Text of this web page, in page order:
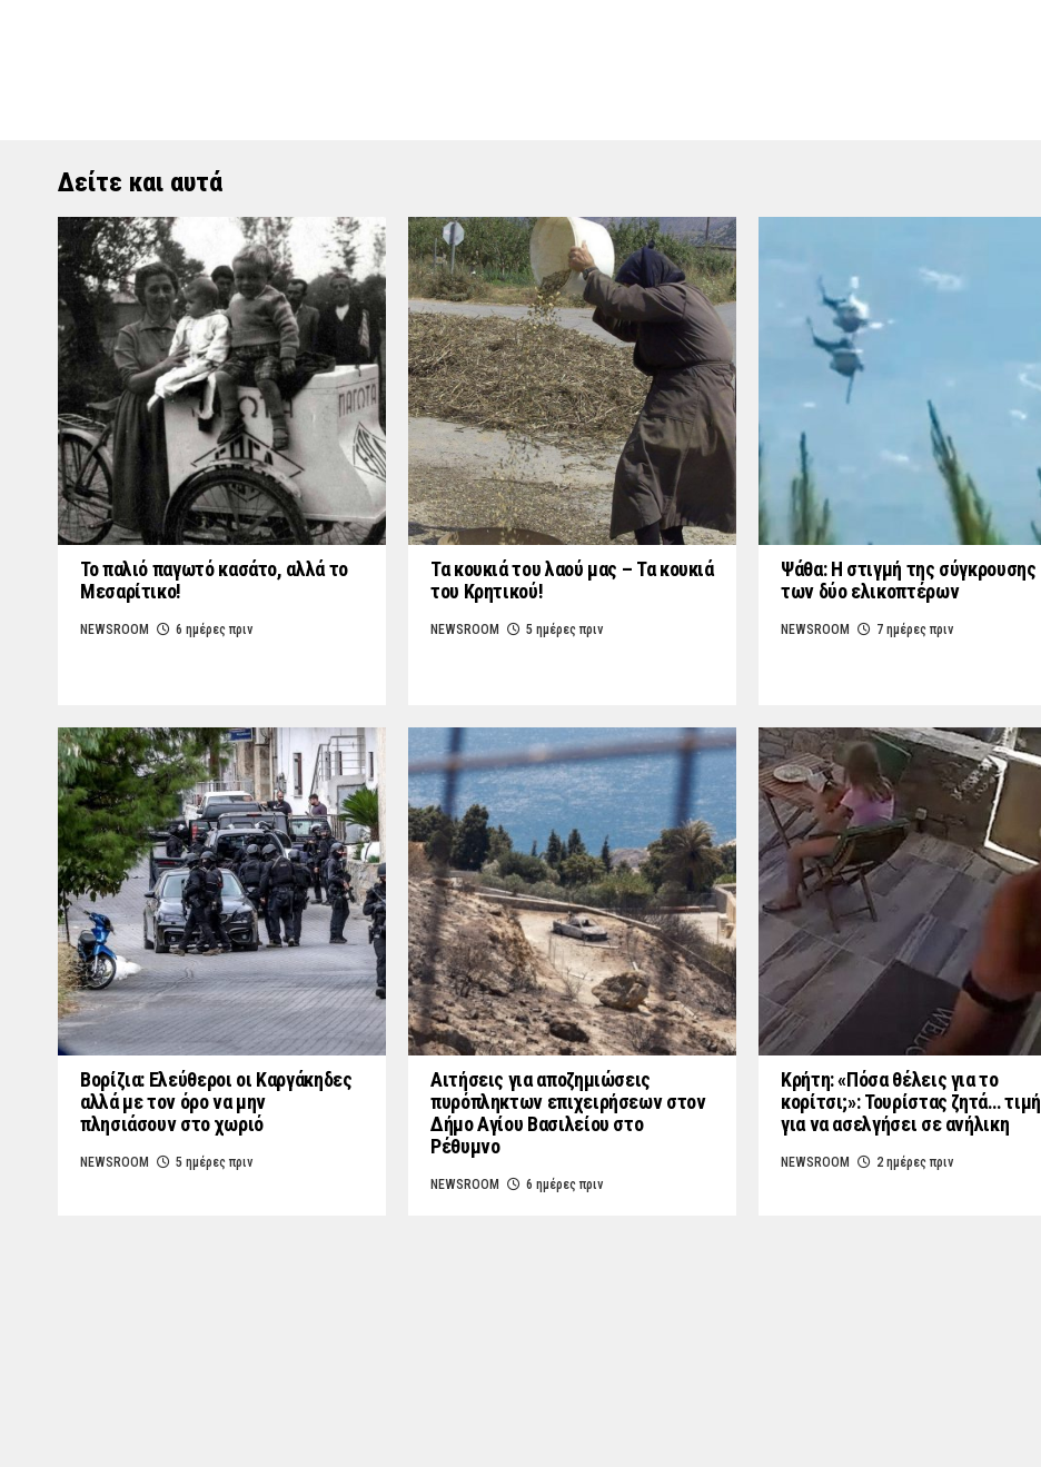
Δείτε και αυτά
Το παλιό παγωτό κασάτο, αλλά το
Μεσαρίτικο!
NEWSROOM 6 ημέρες πριν
Τα κουκιά του λαού μας – Τα κουκιά
του Κρητικού!
NEWSROOM 5 ημέρες πριν
Ψάθα: Η στιγμή της σύγκρουσης
των δύο ελικοπτέρων
NEWSROOM 7 ημέρες πριν
Βορίζια: Ελεύθεροι οι Καργάκηδες
αλλά με τον όρο να μην
πλησιάσουν στο χωριό
NEWSROOM 5 ημέρες πριν
Αιτήσεις για αποζημιώσεις
πυρόπληκτων επιχειρήσεων στον
Δήμο Αγίου Βασιλείου στο
Ρέθυμνο
NEWSROOM 6 ημέρες πριν
Κρήτη: «Πόσα θέλεις για το
κορίτσι;»: Τουρίστας ζητά… τιμή
για να ασελγήσει σε ανήλικη
NEWSROOM 2 ημέρες πριν